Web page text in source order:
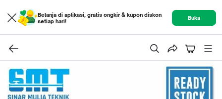
Belanja di aplikasi, gratis ongkir & kupon diskon
setiap hari!
Buka